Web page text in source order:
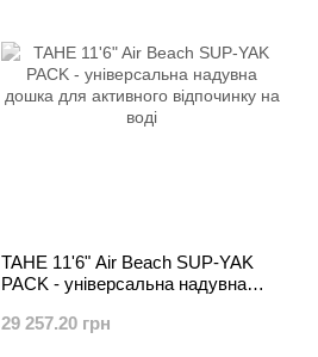
TAHE 11'6" Air Beach SUP-YAK
PACK - універсальна надувна
на воді
29 257.20 грн